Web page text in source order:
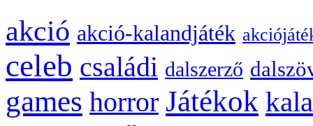
akció akció-kalandjáték
celeb családi dalszerző
games horror Játékok